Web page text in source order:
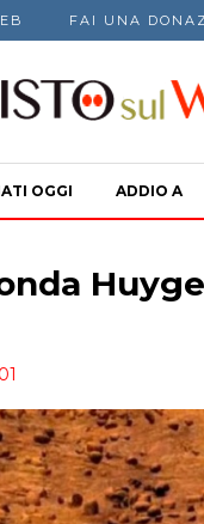
FAI UNA
OGGI ADDIO A